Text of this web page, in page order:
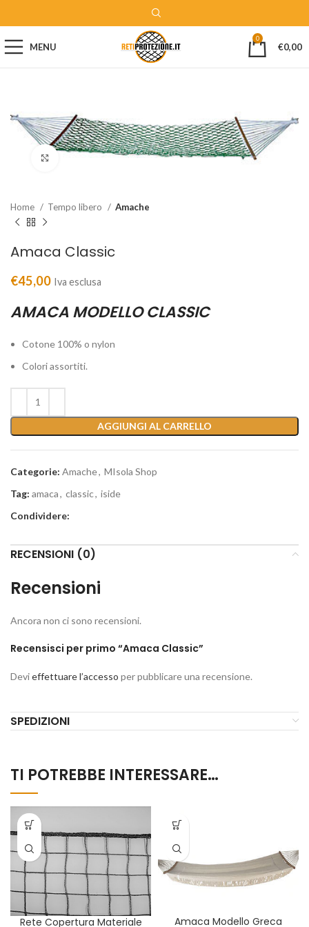
MENU
0
€0,00
Clicca per ingrandire
Home Tempo libero Amache
Amaca Classic
€45,00 Iva esclusa
AMACA MODELLO CLASSIC
Cotone 100% o nylon
Colori assortiti.
AGGIUNGI AL CARRELLO
Categorie: Amache, MIsola Shop
Tag: amaca, classic, iside
Condividere:
RECENSIONI (0)
Recensioni
Ancora non ci sono recensioni.
Recensisci per primo “Amaca Classic”
Devieffettuare l’accesso per pubblicare una recensione.
SPEDIZIONI
TI POTREBBE INTERESSARE…
Rete Copertura Materiale
Amaca Modello Greca